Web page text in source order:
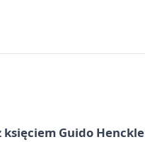
księciem Guido